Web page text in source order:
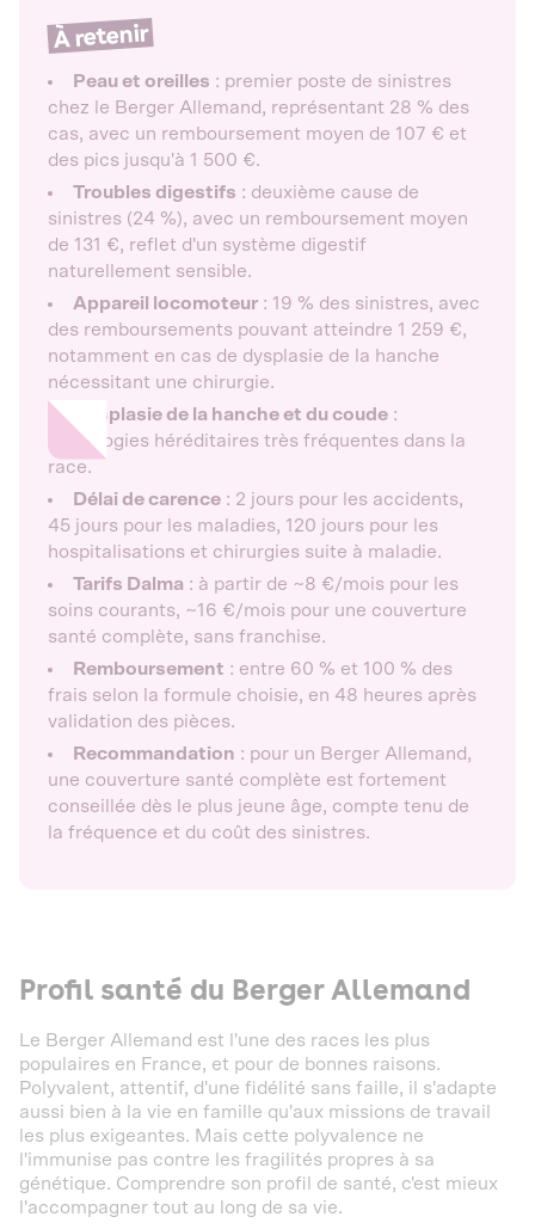
À retenir
Peau et oreilles : premier poste de sinistres
chez le Berger Allemand, représentant 28 % des
cas, avec un remboursement moyen de 107 € et
des pics jusqu'à 1 500 €.
Troubles digestifs : deuxième cause de
sinistres (24 %), avec un remboursement moyen
de 131 €, reflet d'un système digestif
naturellement sensible.
Appareil locomoteur : 19 % des sinistres, avec
des remboursements pouvant atteindre 1 259 €,
notamment en cas de dysplasie de la hanche
nécessitant une chirurgie.
Dysplasie de la hanche et du coude :
pathologies héréditaires très fréquentes dans la
race.
Délai de carence : 2 jours pour les accidents,
45 jours pour les maladies, 120 jours pour les
hospitalisations et chirurgies suite à maladie.
Tarifs Dalma : à partir de ~8 €/mois pour les
soins courants, ~16 €/mois pour une couverture
santé complète, sans franchise.
Remboursement : entre 60 % et 100 % des
frais selon la formule choisie, en 48 heures après
validation des pièces.
Recommandation : pour un Berger Allemand,
une couverture santé complète est fortement
conseillée dès le plus jeune âge, compte tenu de
la fréquence et du coût des sinistres.
Profil santé du Berger Allemand
Le Berger Allemand est l'une des races les plus
populaires en France, et pour de bonnes raisons.
Polyvalent, attentif, d'une fidélité sans faille, il s'adapte
aussi bien à la vie en famille qu'aux missions de travail
les plus exigeantes. Mais cette polyvalence ne
l'immunise pas contre les fragilités propres à sa
génétique. Comprendre son profil de santé, c'est mieux
l'accompagner tout au long de sa vie.